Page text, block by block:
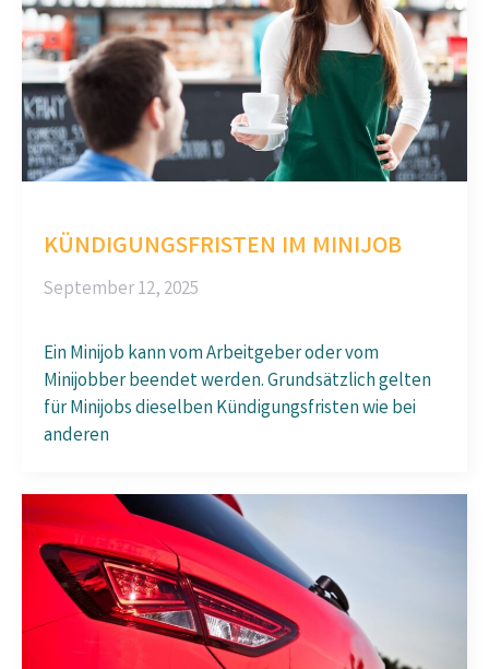
KÜNDIGUNGSFRISTEN IM MINIJOB
September 12, 2025
Ein Minijob kann vom Arbeitgeber oder vom
Minijobber beendet werden. Grundsätzlich gelten
für Minijobs dieselben Kündigungsfristen wie bei
anderen